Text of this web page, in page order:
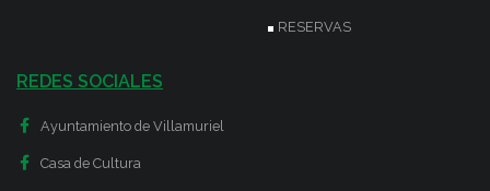
RESERVAS
REDES SOCIALES
Ayuntamiento de Villamuriel
Casa de Cultura